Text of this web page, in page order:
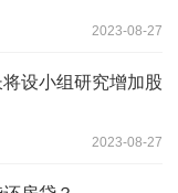
2023-08-27
设小组研究增加股
2023-08-27